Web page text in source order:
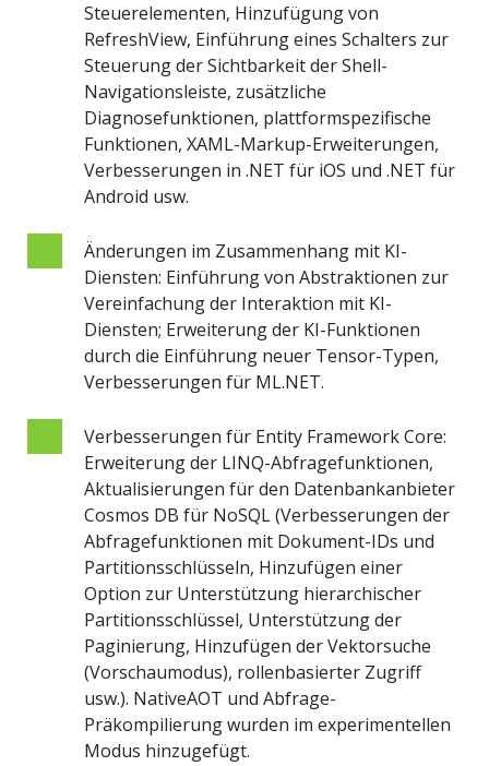
Steuerelementen, Hinzufügung von
RefreshView, Einführung eines Schalters zur
Steuerung der Sichtbarkeit der Shell-
Navigationsleiste, zusätzliche
Diagnosefunktionen, plattformspezifische
Funktionen, XAML-Markup-Erweiterungen,
Verbesserungen in .NET für iOS und .NET für
Android usw.
Änderungen im Zusammenhang mit KI-
Diensten: Einführung von Abstraktionen zur
Vereinfachung der Interaktion mit KI-
Diensten; Erweiterung der KI-Funktionen
durch die Einführung neuer Tensor-Typen,
Verbesserungen für ML.NET.
Verbesserungen für Entity Framework Core:
Erweiterung der LINQ-Abfragefunktionen,
Aktualisierungen für den Datenbankanbieter
Cosmos DB für NoSQL (Verbesserungen der
Abfragefunktionen mit Dokument-IDs und
Partitionsschlüsseln, Hinzufügen einer
Option zur Unterstützung hierarchischer
Partitionsschlüssel, Unterstützung der
Paginierung, Hinzufügen der Vektorsuche
(Vorschaumodus), rollenbasierter Zugriff
usw.). NativeAOT und Abfrage-
Präkompilierung wurden im experimentellen
Modus hinzugefügt.